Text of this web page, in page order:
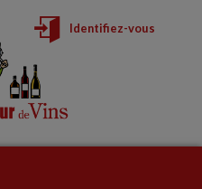
Identifiez-vous